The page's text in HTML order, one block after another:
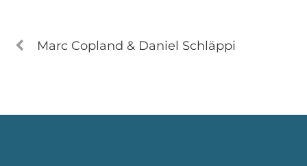
Marc Copland & Daniel Schläppi